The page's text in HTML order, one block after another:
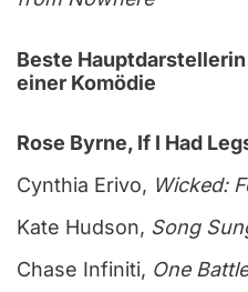
Beste
einer Komödie
Rose Byrne, If I Had
Cynthia Erivo, Wicked:
Kate Hudson, Song
Chase Infiniti, One